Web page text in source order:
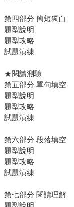
第四部分 簡短獨白
題型說明
題型攻略
試題演練
★閱讀測驗
第五部分 單句填空
題型說明
題型攻略
試題演練
第六部分 段落填空
題型說明
題型攻略
試題演練
第七部分 閱讀理解